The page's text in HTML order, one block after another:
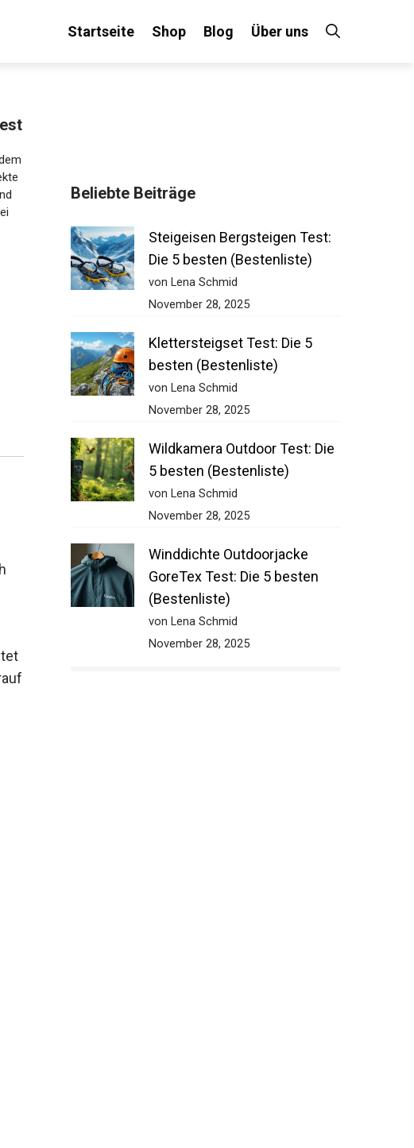
Startseite Shop Blog Über uns
Beliebte Beiträge
Steigeisen Bergsteigen Test:
Die 5 besten (Bestenliste)
von Lena Schmid
November 28, 2025
Klettersteigset Test: Die 5
besten (Bestenliste)
von Lena Schmid
November 28, 2025
Wildkamera Outdoor Test: Die
5 besten (Bestenliste)
von Lena Schmid
November 28, 2025
Winddichte Outdoorjacke
GoreTex Test: Die 5 besten
(Bestenliste)
von Lena Schmid
November 28, 2025
an!